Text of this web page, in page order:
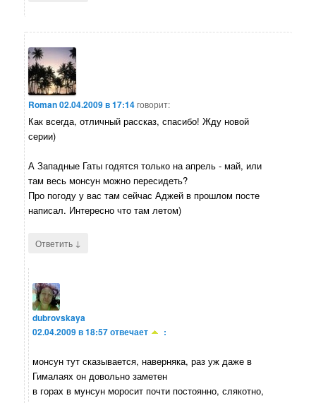
Roman02.04.2009 в 17:14говорит:
Как всегда, отличный рассказ, спасибо! Жду новой
серии)
А Западные Гаты годятся только на апрель - май, или
там весь монсун можно пересидеть?
Про погоду у вас там сейчас Аджей в прошлом посте
написал. Интересно что там летом)
Ответить ↓
dubrovskaya
02.04.2009 в 18:57отвечает :
монсун тут сказывается, наверняка, раз уж даже в
Гималаях он довольно заметен
в горах в мунсун моросит почти постоянно, слякотно,